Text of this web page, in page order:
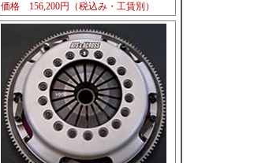
価格 156,200円（税込み・工賃別）